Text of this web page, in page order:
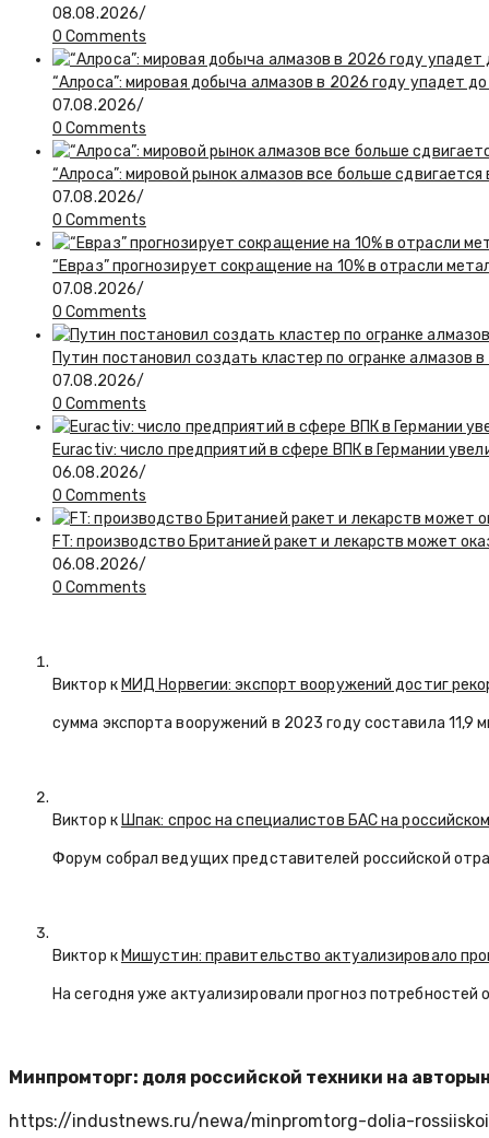
08.08.2026/
0 Comments
“Алроса”: мировая добыча алмазов в 2026 году упадет
07.08.2026/
0 Comments
“Алроса”: мировой рынок алмазов все больше
07.08.2026/
0 Comments
“Евраз” прогнозирует сокращение на 10% в отрасли
07.08.2026/
0 Comments
Путин постановил создать кластер по огранке алмазов
07.08.2026/
0 Comments
Euractiv: число предприятий в сфере ВПК в Германии
06.08.2026/
0 Comments
FT: производство Британией ракет и лекарств может
06.08.2026/
0 Comments
Виктор кМИД Норвегии: экспорт вооружений достиг
сумма экспорта вооружений в 2023 году составила 11,9
Виктор кШпак: спрос на специалистов БАС на
Форум собрал ведущих представителей российской
Виктор кМишустин: правительство актуализировало
На сегодня уже актуализировали прогноз
Минпромторг: доля российской техники на
https://industnews.ru/newa/minpromtorg-dolia-